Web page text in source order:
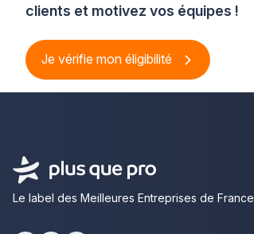
clients et motivez vos équipes !
Je vérifie mon éligibilité
Le label des Meilleures Entreprises de France